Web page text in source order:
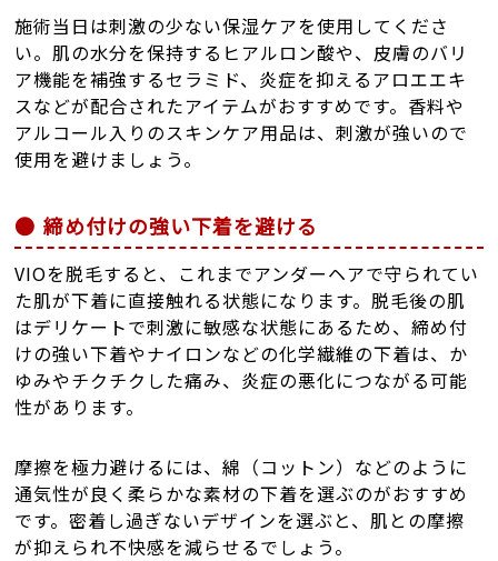
施術当日は刺激の少ない保湿ケアを使用してくださ
い。肌の水分を保持するヒアルロン酸や、皮膚のバリ
ア機能を補強するセラミド、炎症を抑えるアロエエキ
スなどが配合されたアイテムがおすすめです。香料や
アルコール入りのスキンケア用品は、刺激が強いので
使用を避けましょう。
締め付けの強い下着を避ける
VIOを脱毛すると、これまでアンダーヘアで守られてい
た肌が下着に直接触れる状態になります。脱毛後の肌
はデリケートで刺激に敏感な状態にあるため、締め付
けの強い下着やナイロンなどの化学繊維の下着は、か
ゆみやチクチクした痛み、炎症の悪化につながる可能
性があります。
摩擦を極力避けるには、綿（コットン）などのように
通気性が良く柔らかな素材の下着を選ぶのがおすすめ
です。密着し過ぎないデザインを選ぶと、肌との摩擦
が抑えられ不快感を減らせるでしょう。